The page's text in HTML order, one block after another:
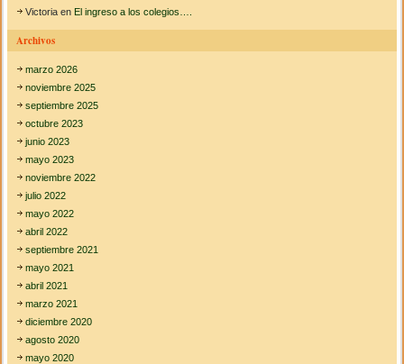
Victoria enEl ingreso a los colegios….
Archivos
marzo 2026
noviembre 2025
septiembre 2025
octubre 2023
junio 2023
mayo 2023
noviembre 2022
julio 2022
mayo 2022
abril 2022
septiembre 2021
mayo 2021
abril 2021
marzo 2021
diciembre 2020
agosto 2020
mayo 2020